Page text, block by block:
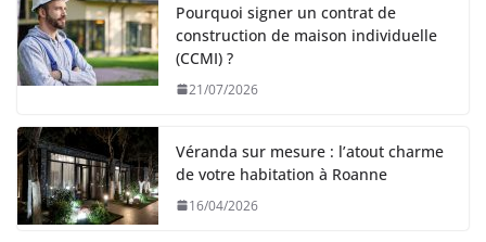
Pourquoi signer un contrat de
construction de maison individuelle
(CCMI) ?
21/07/2026
Véranda sur mesure : l’atout charme
de votre habitation à Roanne
16/04/2026